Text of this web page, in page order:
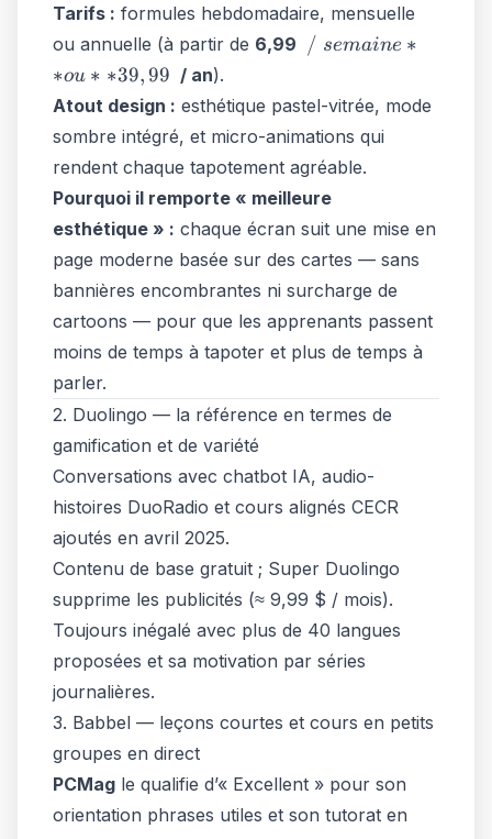
Tarifs : formules hebdomadaire, mensuelle
ou annuelle (à partir de 6,99
/ semaine**
/ semaine ∗
∗ou ∗ ∗39,99 / an).
Atout design : esthétique pastel-vitrée, mode
sombre intégré, et micro-animations qui
rendent chaque tapotement agréable.
Pourquoi il remporte « meilleure
esthétique » : chaque écran suit une mise en
page moderne basée sur des cartes — sans
bannières encombrantes ni surcharge de
cartoons — pour que les apprenants passent
moins de temps à tapoter et plus de temps à
parler.
2. Duolingo — la référence en termes de
gamification et de variété
Conversations avec chatbot IA, audio-
histoires DuoRadio et cours alignés CECR
ajoutés en avril 2025.
Contenu de base gratuit ; Super Duolingo
supprime les publicités (≈ 9,99 $ / mois).
Toujours inégalé avec plus de 40 langues
proposées et sa motivation par séries
journalières.
3. Babbel — leçons courtes et cours en petits
groupes en direct
PCMag le qualifie d’« Excellent » pour son
orientation phrases utiles et son tutorat en